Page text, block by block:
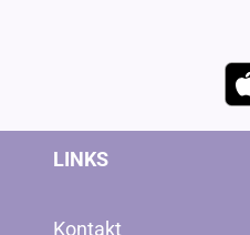
LINKS
Kontakt